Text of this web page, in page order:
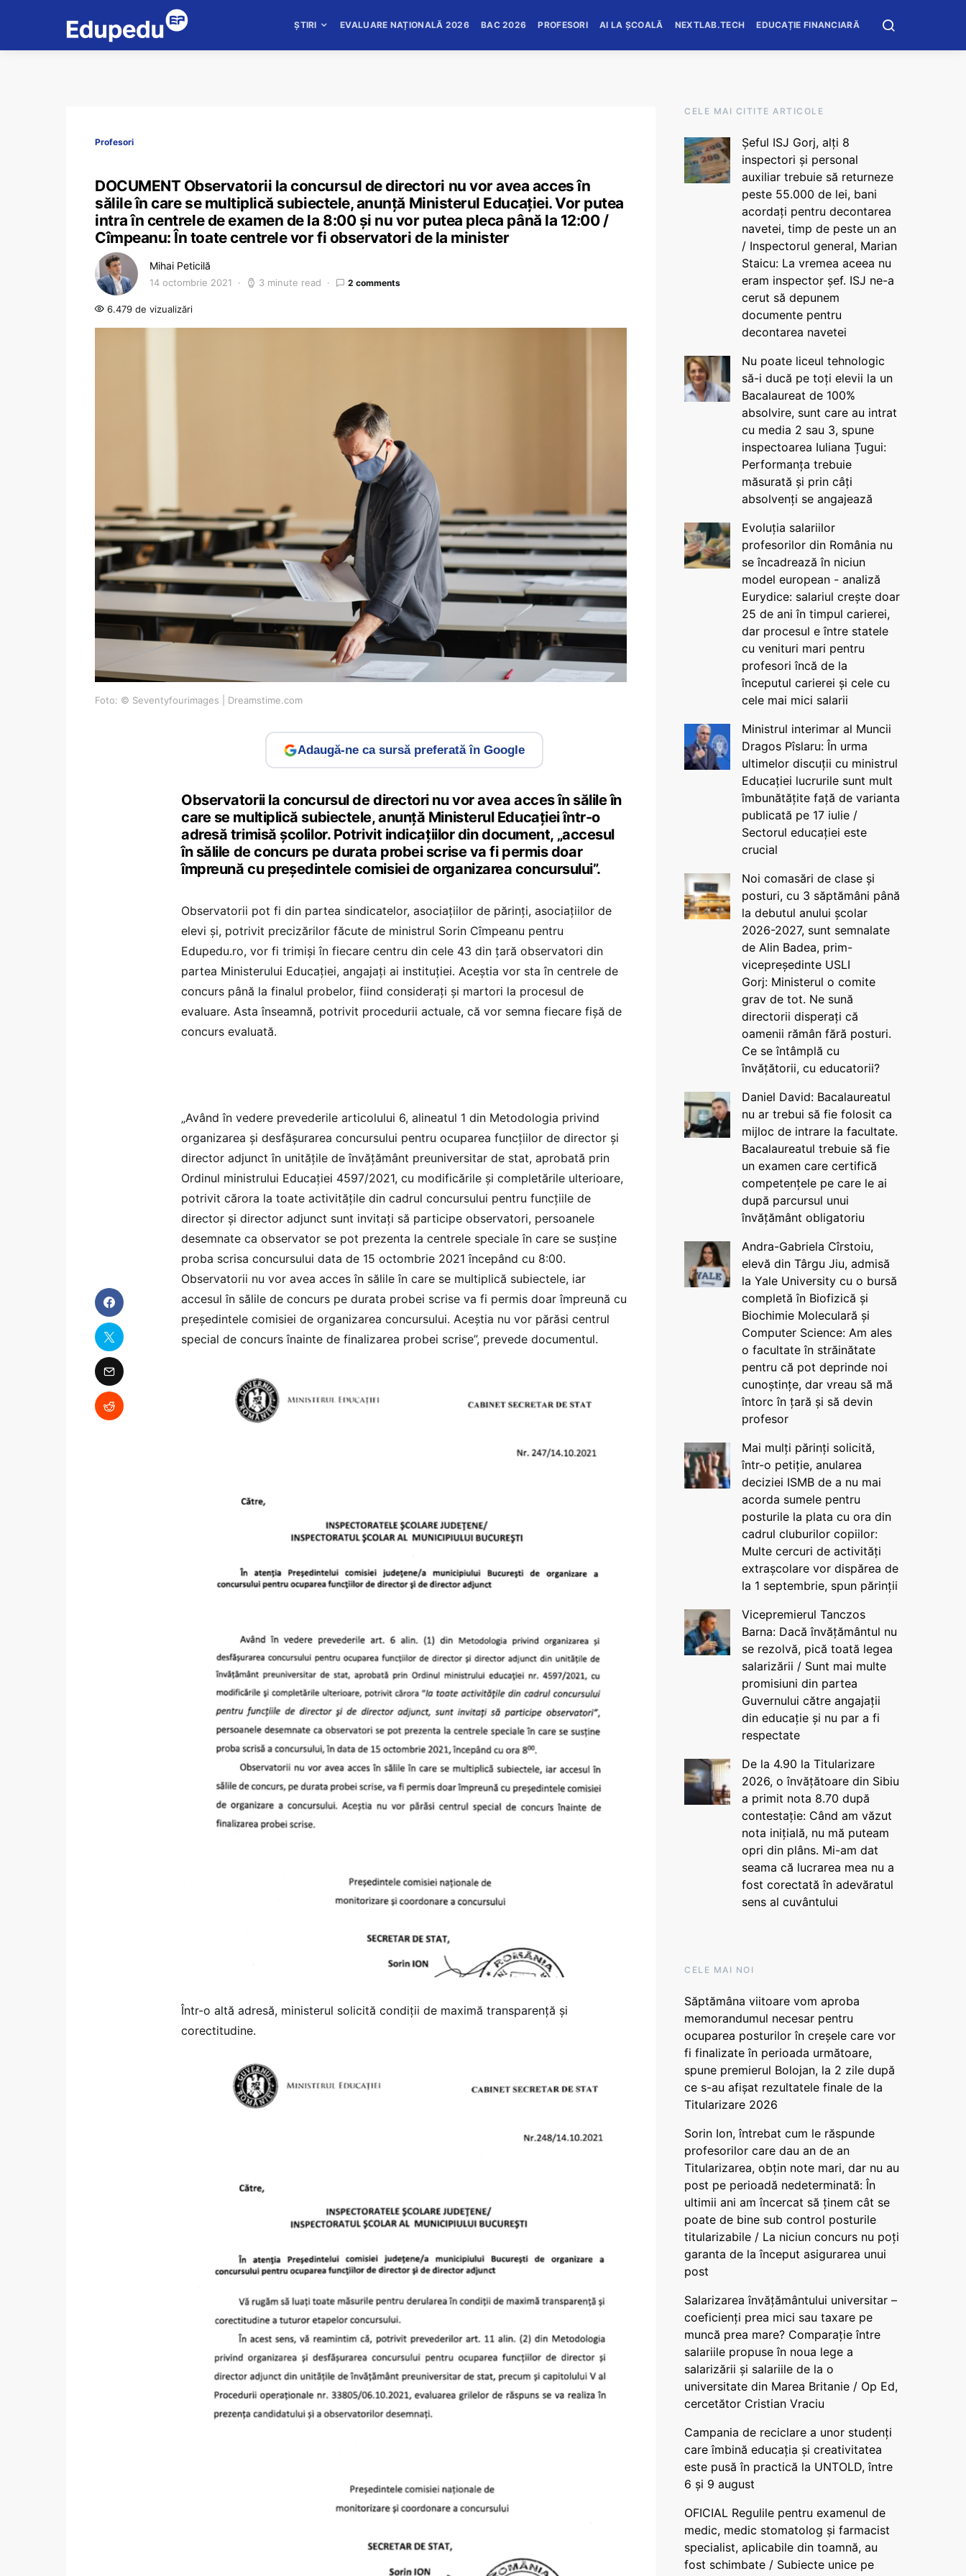
ȘTIRI EVALUARE NAȚIONALĂ 2026 BAC 2026 PROFESORI AI LA ȘCOALĂ NEXTLAB.TECH EDUCAȚIE FINANCIARĂ
Profesori
DOCUMENT Observatorii la concursul de directori nu vor avea acces în
sălile în care se multiplică subiectele, anunță Ministerul Educației. Vor putea
intra în centrele de examen de la 8:00 și nu vor putea pleca până la 12:00 /
Cîmpeanu: În toate centrele vor fi observatori de la minister
Mihai Peticilă
14 octombrie 2021 3 minute read 2 comments
6.479 de vizualizări
Foto: © Seventyfourimages | Dreamstime.com
Adaugă-ne ca sursă preferată în Google
Observatorii la concursul de directori nu vor avea acces în sălile în
care se multiplică subiectele, anunță Ministerul Educației într-o
adresă trimisă școlilor. Potrivit indicațiilor din document, „accesul
în sălile de concurs pe durata probei scrise va fi permis doar
împreună cu președintele comisiei de organizarea concursului”.
Observatorii pot fi din partea sindicatelor, asociațiilor de părinți, asociațiilor de
elevi și, potrivit precizărilor făcute de ministrul Sorin Cîmpeanu pentru
Edupedu.ro, vor fi trimiși în fiecare centru din cele 43 din țară observatori din
partea Ministerului Educației, angajați ai instituției. Aceștia vor sta în centrele de
concurs până la finalul probelor, fiind considerați și martori la procesul de
evaluare. Asta înseamnă, potrivit procedurii actuale, că vor semna fiecare fișă de
concurs evaluată.
„Având în vedere prevederile articolului 6, alineatul 1 din Metodologia privind
organizarea și desfășurarea concursului pentru ocuparea funcțiilor de director și
director adjunct în unitățile de învățământ preuniversitar de stat, aprobată prin
Ordinul ministrului Educației 4597/2021, cu modificările și completările ulterioare,
potrivit cărora la toate activitățile din cadrul concursului pentru funcțiile de
director și director adjunct sunt invitați să participe observatori, persoanele
desemnate ca observator se pot prezenta la centrele speciale în care se susține
proba scrisa concursului data de 15 octombrie 2021 începând cu 8:00.
Observatorii nu vor avea acces în sălile în care se multiplică subiectele, iar
accesul în sălile de concurs pe durata probei scrise va fi permis doar împreună cu
președintele comisiei de organizarea concursului. Aceștia nu vor părăsi centrul
special de concurs înainte de finalizarea probei scrise”, prevede documentul.
Într-o altă adresă, ministerul solicită condiții de maximă transparență și
corectitudine.
CELE MAI CITITE ARTICOLE
Șeful ISJ Gorj, alți 8
inspectori și personal
auxiliar trebuie să returneze
peste 55.000 de lei, bani
acordați pentru decontarea
navetei, timp de peste un an
/ Inspectorul general, Marian
Staicu: La vremea aceea nu
eram inspector șef. ISJ ne-a
cerut să depunem
documente pentru
decontarea navetei
Nu poate liceul tehnologic
să-i ducă pe toți elevii la un
Bacalaureat de 100%
absolvire, sunt care au intrat
cu media 2 sau 3, spune
inspectoarea Iuliana Țugui:
Performanța trebuie
măsurată și prin câți
absolvenți se angajează
Evoluția salariilor
profesorilor din România nu
se încadrează în niciun
model european - analiză
Eurydice: salariul crește doar
25 de ani în timpul carierei,
dar procesul e între statele
cu venituri mari pentru
profesori încă de la
începutul carierei și cele cu
cele mai mici salarii
Ministrul interimar al Muncii
Dragos Pîslaru: În urma
ultimelor discuții cu ministrul
Educației lucrurile sunt mult
îmbunătățite față de varianta
publicată pe 17 iulie /
Sectorul educației este
crucial
Noi comasări de clase și
posturi, cu 3 săptămâni până
la debutul anului școlar
2026-2027, sunt semnalate
de Alin Badea, prim-
vicepreședinte USLI
Gorj: Ministerul o comite
grav de tot. Ne sună
directorii disperați că
oamenii rămân fără posturi.
Ce se întâmplă cu
învățătorii, cu educatorii?
Daniel David: Bacalaureatul
nu ar trebui să fie folosit ca
mijloc de intrare la facultate.
Bacalaureatul trebuie să fie
un examen care certifică
competențele pe care le ai
după parcursul unui
învățământ obligatoriu
Andra-Gabriela Cîrstoiu,
elevă din Târgu Jiu, admisă
la Yale University cu o bursă
completă în Biofizică și
Biochimie Moleculară și
Computer Science: Am ales
o facultate în străinătate
pentru că pot deprinde noi
cunoștințe, dar vreau să mă
întorc în țară și să devin
profesor
Mai mulți părinți solicită,
într-o petiție, anularea
deciziei ISMB de a nu mai
acorda sumele pentru
posturile la plata cu ora din
cadrul cluburilor copiilor:
Multe cercuri de activități
extrașcolare vor dispărea de
la 1 septembrie, spun părinții
Vicepremierul Tanczos
Barna: Dacă învățământul nu
se rezolvă, pică toată legea
salarizării / Sunt mai multe
promisiuni din partea
Guvernului către angajații
din educație și nu par a fi
respectate
De la 4.90 la Titularizare
2026, o învățătoare din Sibiu
a primit nota 8.70 după
contestație: Când am văzut
nota inițială, nu mă puteam
opri din plâns. Mi-am dat
seama că lucrarea mea nu a
fost corectată în adevăratul
sens al cuvântului
CELE MAI NOI
Săptămâna viitoare vom aproba
memorandumul necesar pentru
ocuparea posturilor în creșele care vor
fi finalizate în perioada următoare,
spune premierul Bolojan, la 2 zile după
ce s-au afișat rezultatele finale de la
Titularizare 2026
Sorin Ion, întrebat cum le răspunde
profesorilor care dau an de an
Titularizarea, obțin note mari, dar nu au
post pe perioadă nedeterminată: În
ultimii ani am încercat să ținem cât se
poate de bine sub control posturile
titularizabile / La niciun concurs nu poți
garanta de la început asigurarea unui
post
Salarizarea învățământului universitar –
coeficienți prea mici sau taxare pe
muncă prea mare? Comparație între
salariile propuse în noua lege a
salarizării și salariile de la o
universitate din Marea Britanie / Op Ed,
cercetător Cristian Vraciu
Campania de reciclare a unor studenți
care îmbină educația și creativitatea
este pusă în practică la UNTOLD, între
6 și 9 august
OFICIAL Regulile pentru examenul de
medic, medic stomatolog și farmacist
specialist, aplicabile din toamnă, au
fost schimbate / Subiecte unice pe